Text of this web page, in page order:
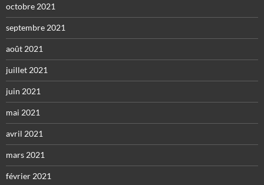
octobre 2021
septembre 2021
août 2021
juillet 2021
juin 2021
mai 2021
avril 2021
mars 2021
février 2021